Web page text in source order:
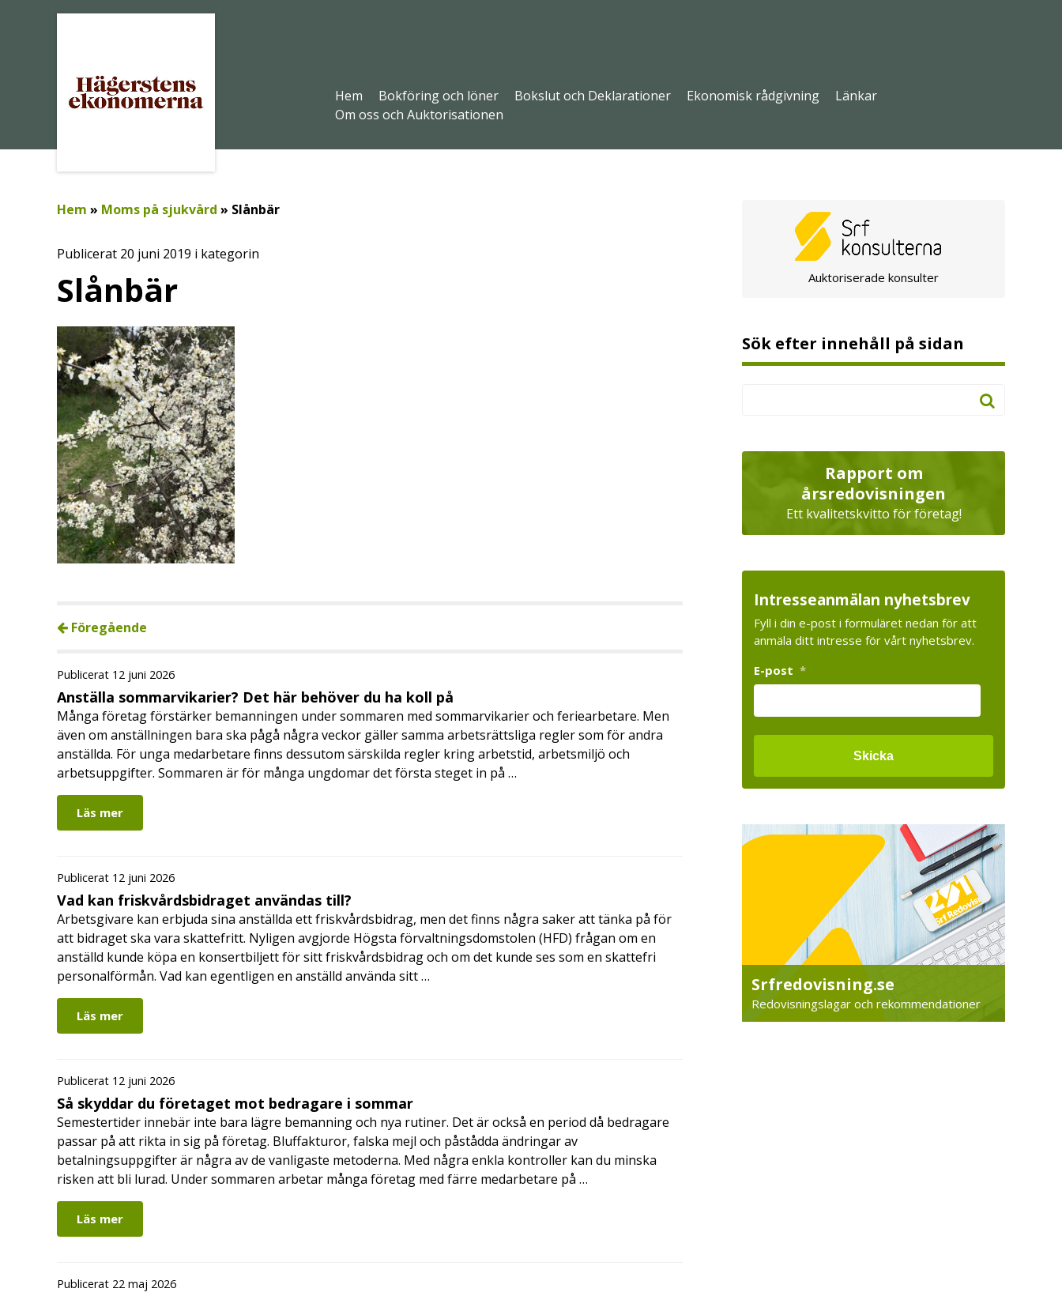
Hem Bokföring och löner Bokslut och Deklarationer Ekonomisk rådgivning
Länkar
Om oss och Auktorisationen
Hem » Moms på sjukvård » Slånbär
Publicerat 20 juni 2019 i kategorin
Slånbär
Föregående
Publicerat 12 juni 2026
Anställa sommarvikarier? Det här behöver du ha koll på
Många företag förstärker bemanningen under sommaren med sommarvikarier och feriearbetare. Men
även om anställningen bara ska pågå några veckor gäller samma arbetsrättsliga regler som för andra
anställda. För unga medarbetare finns dessutom särskilda regler kring arbetstid, arbetsmiljö och
arbetsuppgifter. Sommaren är för många ungdomar det första steget in på …
Läs mer
Publicerat 12 juni 2026
Vad kan friskvårdsbidraget användas till?
Arbetsgivare kan erbjuda sina anställda ett friskvårdsbidrag, men det finns några saker att tänka på för
att bidraget ska vara skattefritt. Nyligen avgjorde Högsta förvaltningsdomstolen (HFD) frågan om en
anställd kunde köpa en konsertbiljett för sitt friskvårdsbidrag och om det kunde ses som en skattefri
personalförmån. Vad kan egentligen en anställd använda sitt …
Läs mer
Publicerat 12 juni 2026
Så skyddar du företaget mot bedragare i sommar
Semestertider innebär inte bara lägre bemanning och nya rutiner. Det är också en period då bedragare
passar på att rikta in sig på företag. Bluffakturor, falska mejl och påstådda ändringar av
betalningsuppgifter är några av de vanligaste metoderna. Med några enkla kontroller kan du minska
risken att bli lurad. Under sommaren arbetar många företag med färre medarbetare på …
Läs mer
Publicerat 22 maj 2026
Auktoriserade konsulter
Sök efter innehåll på sidan
Rapport om
årsredovisningen
Ett kvalitetskvitto för företag!
Intresseanmälan nyhetsbrev
Fyll i din e-post i formuläret nedan för att
anmäla ditt intresse för vårt nyhetsbrev.
E-post *
Srfredovisning.se
Redovisningslagar och rekommendationer